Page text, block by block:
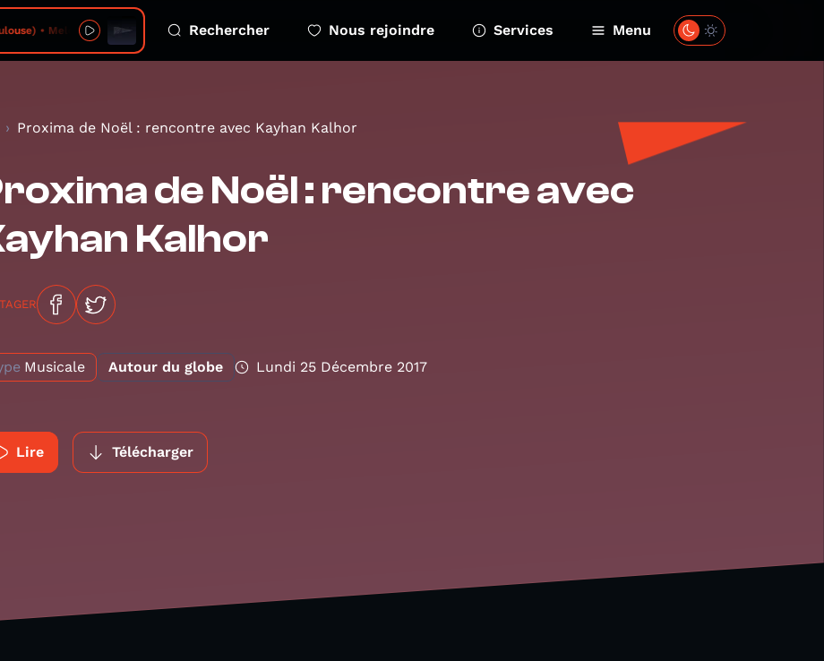
• Melodious Mosaic - 2026-08-07 - no 14
Rechercher Nous rejoindre Services Menu
Proxima de Noël : rencontre avec Kayhan Kalhor
de Noël : rencontre avec
Kalhor
Musicale Autour du globe Lundi 25 Décembre 2017
Lire Télécharger